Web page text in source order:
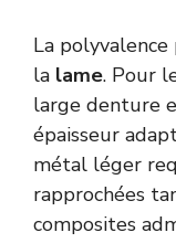
La
la lame. Pour
large denture
épaisseur
métal léger
rapprochées
composites